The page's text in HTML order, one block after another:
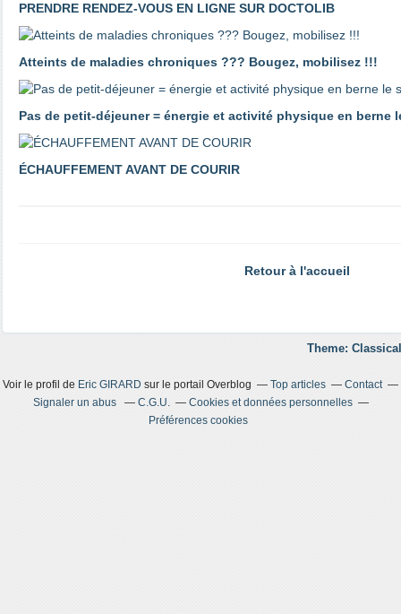
PRENDRE RENDEZ-VOUS EN LIGNE SUR DOCTOLIB
Atteints de maladies chroniques ??? Bougez, mobilisez !!!
Pas de petit-déjeuner = énergie et activité physique en berne
ÉCHAUFFEMENT AVANT DE COURIR
Retour à l'accueil
Theme:
Voir le profil de Eric GIRARD sur le portail Overblog Top articles
Contact
Signaler un abus
C.G.U.
Cookies et données personnelles
Préférences cookies